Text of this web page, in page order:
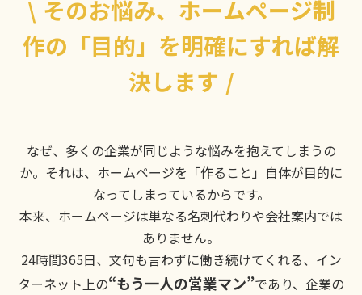
\ そのお悩み、ホームページ制
作の「目的」を明確にすれば解
決します /
なぜ、多くの企業が同じような悩みを抱えてしまうの
か。それは、ホームページを「作ること」自体が目的に
なってしまっているからです。
本来、ホームページは単なる名刺代わりや会社案内では
ありません。
24時間365日、文句も言わずに働き続けてくれる、イン
ターネット上の“もう一人の営業マン”であり、企業の